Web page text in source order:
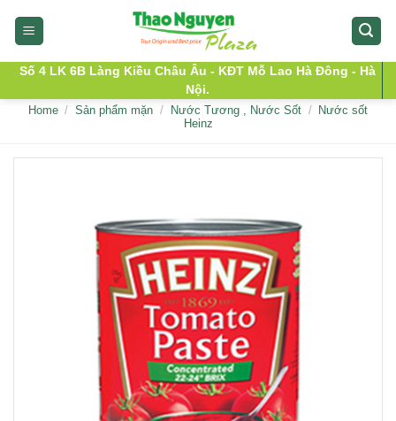
Số 4 LK 6B Làng Kiều Châu Âu - KĐT Mỗ Lao Hà Đông - Hà
Nội.
Home / Sản phẩm mặn / Nước Tương , Nước Sốt /
Nước sốt
Heinz